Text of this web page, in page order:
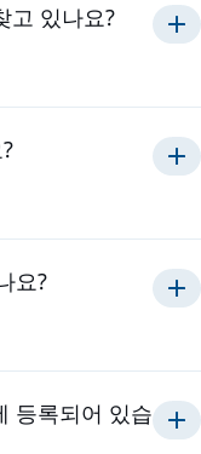
고 있나요?
요?
맞는 직무를 찾아보
등록되어 있습